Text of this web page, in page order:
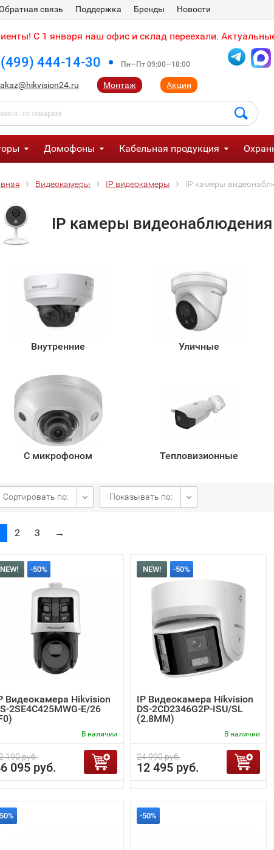
связь Поддержка Бренды Новости
С 1 января наш офис и склад переехали.
444-14-30 Пн—Пт 09:00—18:00
Монтаж Акции
Домофоны Кабельная продукция
Видеокамеры IP видеокамеры IP камеры
IP камеры видеонаблюдения
Внутренние Уличные
С микрофоном Тепловизионные
Сортировать по: Показывать по:
2 3 →
NEW! -50%
Видеокамера Hikvision
2SE4C425MWG-E/26
В наличии
190 руб.
095 руб.
NEW! -50%
IP Видеокамера Hikvision
DS-2CD2346G2P-ISU/SL
(2.8MM)
В наличии
24 990 руб.
12 495 руб.
-50%